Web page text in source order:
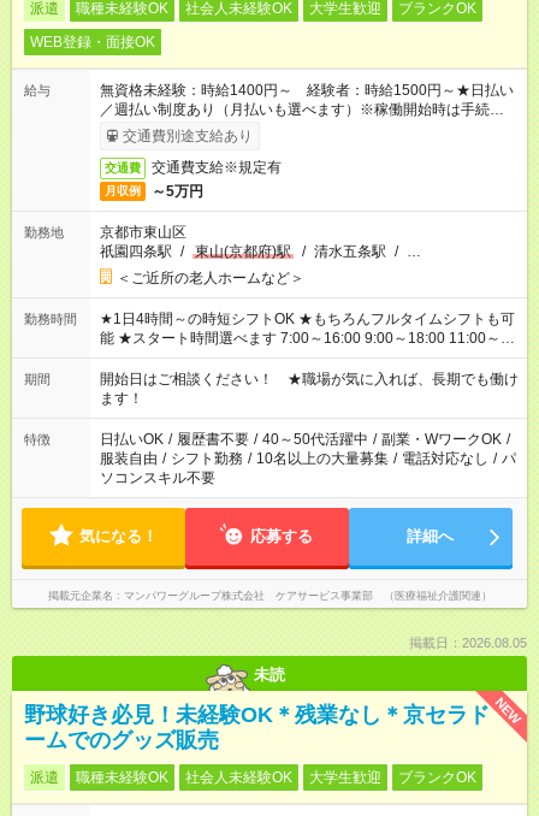
派遣 職種未経験OK 社会人未経験OK 大学生歓迎
ブランクOK
WEB登録・面接OK
給与
無資格未経験：時給1400円～ 経験者：時給1500円～★日払い
／週払い制度あり（月払いも選べます）※稼働開始時は手続き完
了次第のお支払いとなります。
交通費別途支給あり
交通費 交通費支給※規定有
月収例 ～5万円
勤務地
京都市東山区
祇園四条駅 / 東山(京都府)駅 / 清水五条駅 / …
＜ご近所の老人ホームなど＞
勤務時間
★1日4時間～の時短シフトOK ★もちろんフルタイムシフトも可
能 ★スタート時間選べます 7:00～16:00 9:00～18:00 11:00～
20:00 など 残業なし！ ※Wワークの場合、他のお仕事と合わせ
週40時間超の就業はご案内できません ※法令に基づき、週20時
間以上勤務は社会保険への加入対象となります ※労働者派遣法
（日雇い派遣の原則禁止）により、短時間・短期間の就業はご
案内が難しい場合があります
期間
開始日はご相談ください！ ★職場が気に入れば、長期でも働け
ます！
特徴 日払いOK / 履歴書不要 / 40～50代活躍中 / 副業・WワークOK /
服装自由 / シフト勤務 / 10名以上の大量募集 / 電話対応なし / パ
ソコンスキル不要
気になる！ 応募する 詳細へ
掲載元企業名 マンパワーグループ株式会社 ケアサービス事業部 （医療福祉介護関連）
掲載日：2026.08.05
未読
NEW
野球好き必見！未経験OK＊残業なし＊京セラド
ームでのグッズ販売
派遣 職種未経験OK 社会人未経験OK 大学生歓迎 ブランクOK